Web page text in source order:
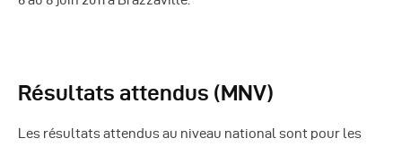
Résultats attendus (MNV)
Les résultats attendus au niveau national sont pour les